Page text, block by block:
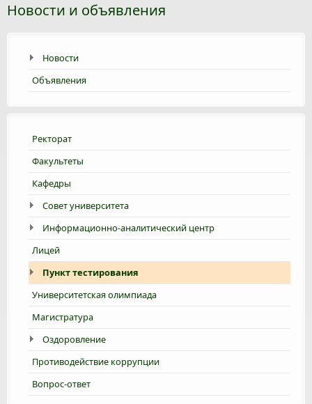
Новости и объявления
Новости
Объявления
Ректорат
Факультеты
Кафедры
Совет университета
Информационно-аналитический центр
Лицей
Пункт тестирования
Университетская олимпиада
Магистратура
Оздоровление
Противодействие коррупции
Вопрос-ответ